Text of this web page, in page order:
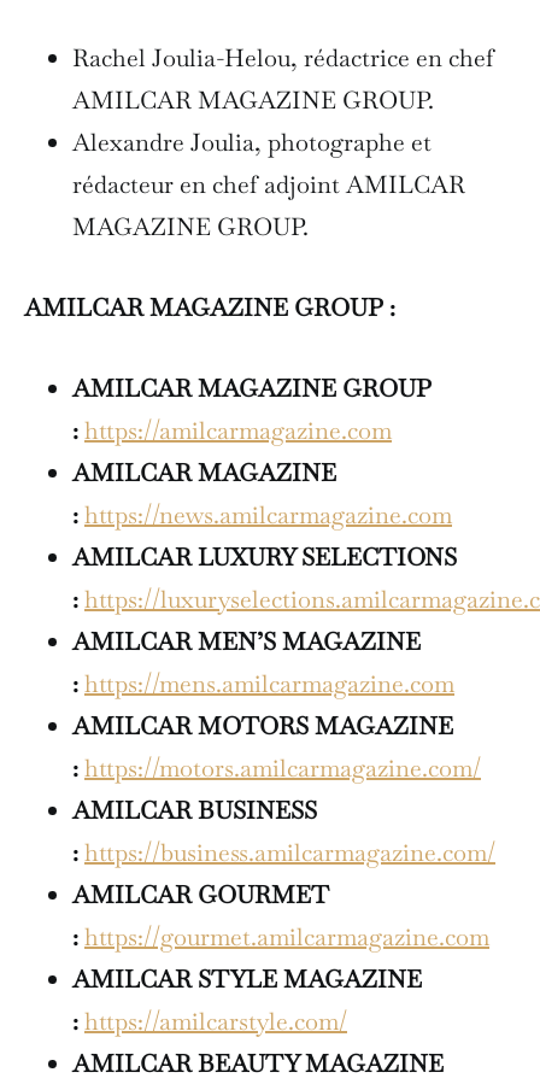
Rachel Joulia-Helou, rédactrice en chef
AMILCAR MAGAZINE GROUP.
Alexandre Joulia, photographe et
rédacteur en chef adjoint AMILCAR
MAGAZINE GROUP.
AMILCAR MAGAZINE GROUP :
AMILCAR MAGAZINE GROUP
:https://amilcarmagazine.com
AMILCAR MAGAZINE
:https://news.amilcarmagazine.com
AMILCAR LUXURY SELECTIONS
:https://
AMILCAR MEN’S MAGAZINE
:https://mens.amilcarmagazine.com
AMILCAR MOTORS MAGAZINE
:https://motors.amilcarmagazine.com/
AMILCAR BUSINESS
:https://business.amilcarmagazine.com/
AMILCAR GOURMET
:https://gourmet.amilcarmagazine.com
AMILCAR STYLE MAGAZINE
:https://amilcarstyle.com/
AMILCAR BEAUTY MAGAZINE